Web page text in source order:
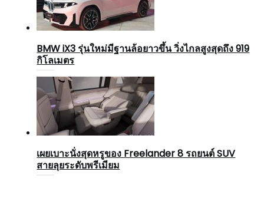
BMW iX3 รุ่นใหม่มีฐานล้อยาวขึ้น วิ่งไกลสูงสุดถึง 919
กิโลเมตร
เผยเบาะนั่งสุดหรูของ Freelander 8 รถยนต์ SUV
สายลุยระดับพรีเมียม